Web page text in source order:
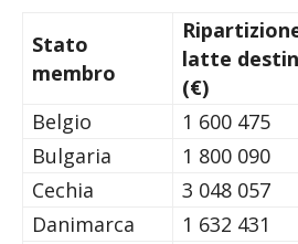
Stato
membro
latte
(€)
Belgio
1 600 475
Bulgaria
1 800 090
Cechia
3 048 057
Danimarca
1 632 431